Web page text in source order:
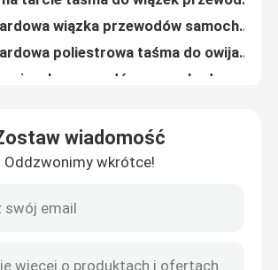
fabryce
z nami
przewodów samochodowych
Niestandardowa wiązka przewodów samochodowych Taśma z tkaniny Odporna chemicznie Odporna na rozpuszczalniki
Niestandardowa poliestrowa taśma do owijania wiązek przewodów PET, odporna na temperaturę
Taśma do wiązek przewodów samochodowych OEM, taśma z tkaniny poliestrowej PET
wiadomość
Oddzwonimy wkrótce!